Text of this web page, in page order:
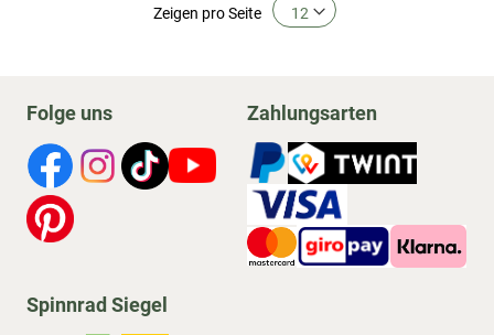
Zeigen pro Seite
Folge uns Zahlungsarten
Spinnrad Siegel